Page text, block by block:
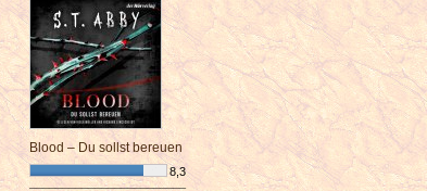
Blood – Du sollst bereuen
8,3